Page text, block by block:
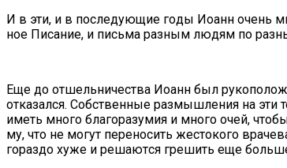
И в эти, и в по­сле­ду­ю­щие го­ды Иоанн очень
ное Пи­са­ние, и пись­ма раз­ным лю­дям по
Еще до от­шель­ни­че­ства Иоанн был
от­ка­зал­ся. Соб­ствен­ные раз­мыш­ле­ния на
иметь мно­го бла­го­ра­зу­мия и мно­го очей,
му, что не мо­гут пе­ре­но­сить же­сто­ко­го
го­раз­до ху­же и ре­ша­ют­ся гре­шить еще